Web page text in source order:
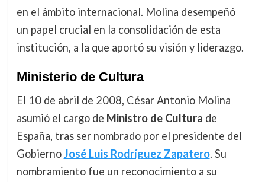
en el ámbito internacional. Molina desempeñó
un papel crucial en la consolidación de esta
institución, a la que aportó su visión y liderazgo.
Ministerio de Cultura
El 10 de abril de 2008, César Antonio Molina
asumió el cargo de Ministro de Cultura de
España, tras ser nombrado por el presidente del
GobiernoJosé Luis Rodríguez Zapatero. Su
nombramiento fue un reconocimiento a su